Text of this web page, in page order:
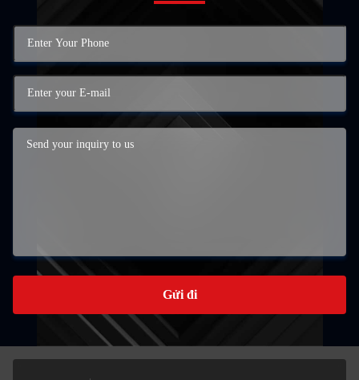
Gửi đi